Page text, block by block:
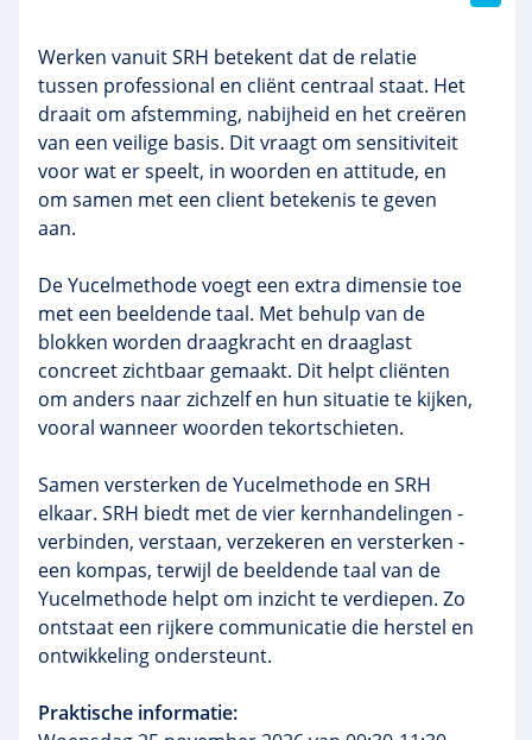
Werken vanuit SRH betekent dat de relatie
tussen professional en cliënt centraal staat. Het
draait om afstemming, nabijheid en het creëren
van een veilige basis. Dit vraagt om sensitiviteit
voor wat er speelt, in woorden en attitude, en
om samen met een client betekenis te geven
aan.
De Yucelmethode voegt een extra dimensie toe
met een beeldende taal. Met behulp van de
blokken worden draagkracht en draaglast
concreet zichtbaar gemaakt. Dit helpt cliënten
om anders naar zichzelf en hun situatie te kijken,
vooral wanneer woorden tekortschieten.
Samen versterken de Yucelmethode en SRH
elkaar. SRH biedt met de vier kernhandelingen -
verbinden, verstaan, verzekeren en versterken -
een kompas, terwijl de beeldende taal van de
Yucelmethode helpt om inzicht te verdiepen. Zo
ontstaat een rijkere communicatie die herstel en
ontwikkeling ondersteunt.
Praktische informatie: